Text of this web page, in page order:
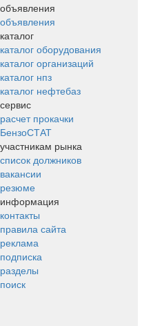
объявления
объявления
каталог
каталог оборудования
каталог организаций
каталог нпз
каталог нефтебаз
сервис
расчет прокачки
БензоСТАТ
участникам рынка
список должников
вакансии
резюме
информация
контакты
правила сайта
реклама
подписка
разделы
поиск